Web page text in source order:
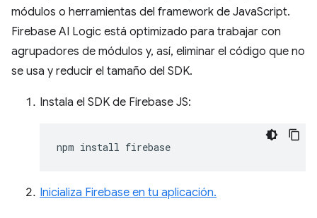
módulos o herramientas del framework de JavaScript.
Firebase AI Logic está optimizado para trabajar con
agrupadores de módulos y, así, eliminar el código que no
se usa y reducir el tamaño del SDK.
Instala el SDK de Firebase JS:
npm install
Inicializa Firebase en tu aplicación.